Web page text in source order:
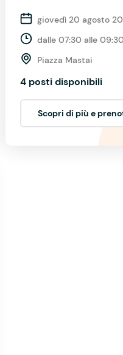
giovedì 20 agosto
dalle 07:30 alle 09:30
Piazza Mastai
4 posti disponibili
Scopri di più e